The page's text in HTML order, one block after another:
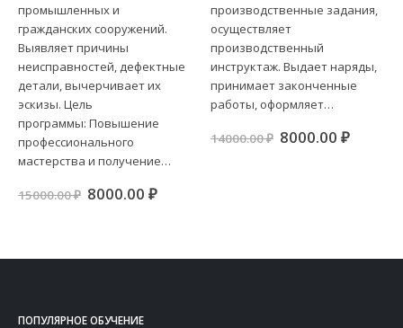
промышленных и
гражданских сооружений.
Выявляет причины
неисправностей, дефектные
детали, вычерчивает их
эскизы. Цель
программы: Повышение
профессионального
мастерства и получение…
15000.00₽ Первоначальная
8000.00 ₽Текущая
производственные задания,
осуществляет
производственный
инструктаж. Выдает наряды,
принимает законченные
работы, оформляет…
14000.00₽ 8000.00 ₽
ПОПУЛЯРНОЕ ОБУЧЕНИЕ